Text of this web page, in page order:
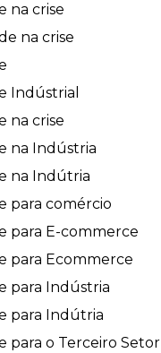
na crise
na crise
Indústrial
na crise
na Indústria
na Indútria
para comércio
para E-commerce
para Ecommerce
para Indústria
para Indútria
para o Terceiro Setor